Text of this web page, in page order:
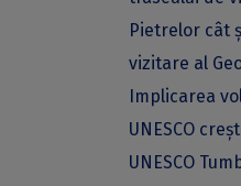
Pietrelor cât
vizitare al
Implicarea
UNESCO
UNESCO